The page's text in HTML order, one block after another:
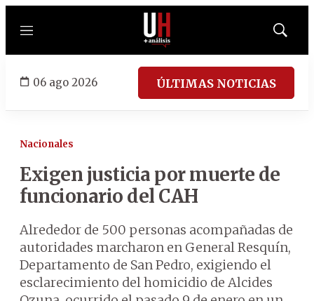
Menú
Mostrar
06 ago 2026 ÚLTIMAS NOTICIAS
Nacionales
Exigen justicia por muerte de
funcionario del CAH
Alrededor de 500 personas acompañadas de
autoridades marcharon en General Resquín,
Departamento de San Pedro, exigiendo el
esclarecimiento del homicidio de Alcides